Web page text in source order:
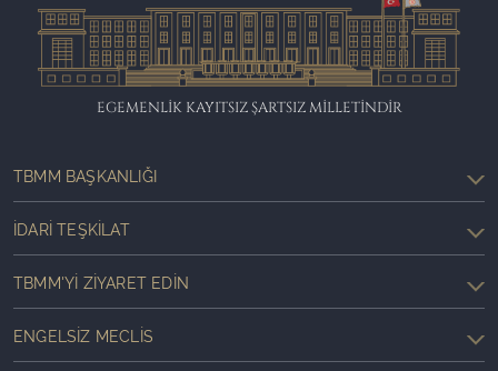
EGEMENLİK KAYITSIZ ŞARTSIZ MİLLETİNDİR
TBMM BAŞKANLIĞI
İDARI TEŞKILAT
TBMM'YI ZIYARET EDIN
ENGELSIZ MECLIS